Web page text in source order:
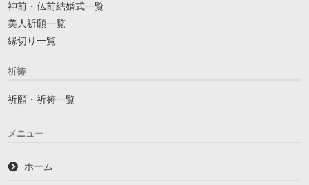
神前・仏前結婚式一覧
美人祈願一覧
縁切り一覧
祈祷
祈願・祈祷一覧
メニュー
ホーム